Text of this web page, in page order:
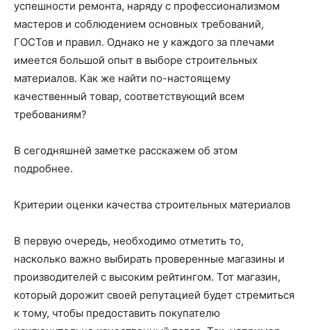
успешности ремонта, наряду с профессионализмом
мастеров и соблюдением основных требований,
ГОСТов и правил. Однако не у каждого за плечами
имеется большой опыт в выборе строительных
материалов. Как же найти по-настоящему
качественный товар, соответствующий всем
требованиям?
В сегодняшней заметке расскажем об этом
подробнее.
Критерии оценки качества строительных материалов
В первую очередь, необходимо отметить то,
насколько важно выбирать проверенные магазины и
производителей с высоким рейтингом. Тот магазин,
который дорожит своей репутацией будет стремиться
к тому, чтобы предоставить покупателю